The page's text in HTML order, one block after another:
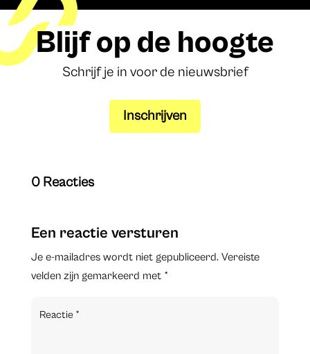
Blijf op de hoogte
Schrijf je in voor de nieuwsbrief
Inschrijven
0 Reacties
Een reactie versturen
Je e-mailadres wordt niet gepubliceerd. Vereiste
velden zijn gemarkeerd met *